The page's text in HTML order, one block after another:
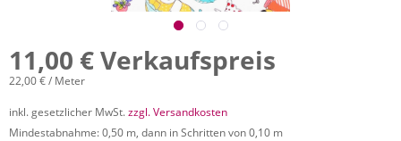
11,00 € Verkaufspreis
22,00 € / Meter
inkl. gesetzlicher MwSt.zzgl. Versandkosten
Mindestabnahme: 0,50 m, dann in Schritten von 0,10 m